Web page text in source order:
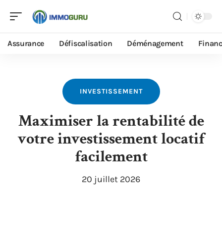
Assurance Défiscalisation Déménagement
INVESTISSEMENT
Maximiser la rentabilité de
votre investissement locatif
facilement
20 juillet 2026